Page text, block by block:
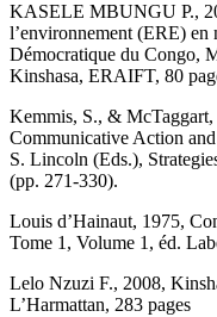
KASELE MBUNGU P.,
l’environnement (ERE)
Démocratique du Congo,
Kinshasa, ERAIFT, 80
Kemmis, S., &
Communicative Action
S. Lincoln (Eds.),
(pp. 271-330).
Louis d’Hainaut, 1975,
Tome 1, Volume 1, éd.
Lelo Nzuzi F., 2008,
L’Harmattan, 283 pages